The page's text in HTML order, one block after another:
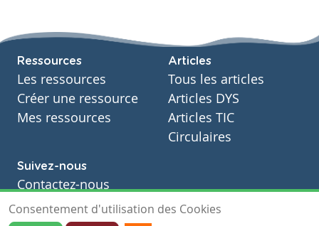
Ressources
Les ressources
Créer une ressource
Mes ressources
Articles
Tous les articles
Articles DYS
Articles TIC
Circulaires
Suivez-nous
Contactez-nous
Soutien scolaire
Consentement d'utilisation des Cookies